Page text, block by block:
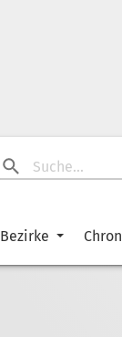
Bezirke